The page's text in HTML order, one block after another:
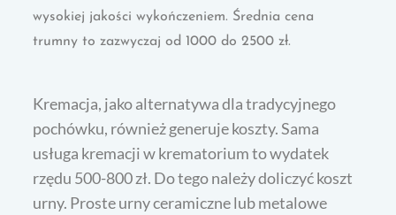
wysokiej jakości wykończeniem. Średnia cena
trumny to zazwyczaj od 1000 do 2500 zł.
Kremacja, jako alternatywa dla tradycyjnego
pochówku, również generuje koszty. Sama
usługa kremacji w krematorium to wydatek
rzędu 500-800 zł. Do tego należy doliczyć koszt
urny. Proste urny ceramiczne lub metalowe